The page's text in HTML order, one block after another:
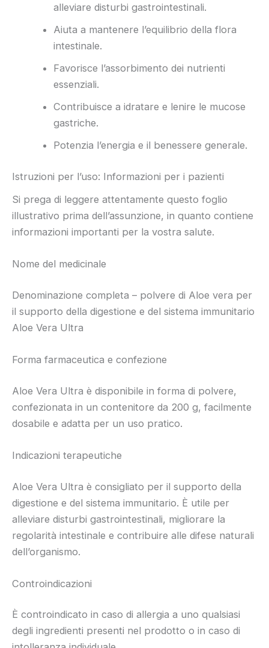
alleviare disturbi gastrointestinali.
Aiuta a mantenere l’equilibrio della flora
intestinale.
Favorisce l’assorbimento dei nutrienti
essenziali.
Contribuisce a idratare e lenire le mucose
gastriche.
Potenzia l’energia e il benessere generale.
Istruzioni per l’uso: Informazioni per i pazienti
Si prega di leggere attentamente questo foglio
illustrativo prima dell’assunzione, in quanto contiene
informazioni importanti per la vostra salute.
Nome del medicinale
Denominazione completa – polvere di Aloe vera per
il supporto della digestione e del sistema immunitario
Aloe Vera Ultra
Forma farmaceutica e confezione
Aloe Vera Ultra è disponibile in forma di polvere,
confezionata in un contenitore da 200 g, facilmente
dosabile e adatta per un uso pratico.
Indicazioni terapeutiche
Aloe Vera Ultra è consigliato per il supporto della
digestione e del sistema immunitario. È utile per
alleviare disturbi gastrointestinali, migliorare la
regolarità intestinale e contribuire alle difese naturali
dell’organismo.
Controindicazioni
È controindicato in caso di allergia a uno qualsiasi
degli ingredienti presenti nel prodotto o in caso di